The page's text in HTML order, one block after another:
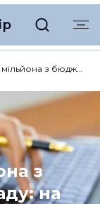
Зайвих 1,7 мільйона з бюджету медзакладу: на Миколаївщині підозрюють бухгалтерку
з
на